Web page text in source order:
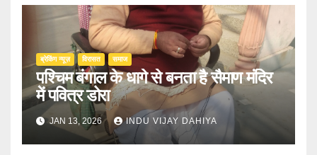
ब्रेकिंग न्यूज़ ‍‍विरासत समाज
पश्चिम बंगाल के धागे से बनता है सैमाण मंदिर
में पवित्र डोरा
JAN 13, 2026 INDU VIJAY DAHIYA